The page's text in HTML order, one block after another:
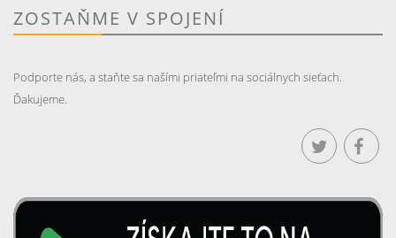
ZOSTAŇME V SPOJENÍ
Podporte nás, a staňte sa našími priateľmi na sociálnych sieťach.
Ďakujeme.